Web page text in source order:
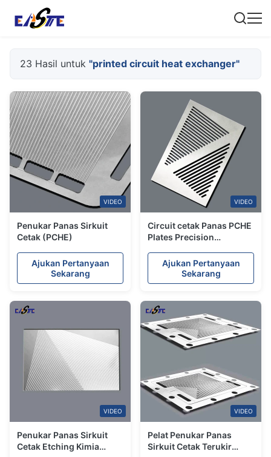
23 Hasil untuk "printed circuit heat exchanger"
VIDEO
Penukar Panas Sirkuit
Cetak (PCHE)
Ajukan Pertanyaan
Sekarang
VIDEO
Circuit cetak Panas PCHE
Plates Precision
Ajukan Pertanyaan
Sekarang
VIDEO
Penukar Panas Sirkuit
Cetak Etching Kimia
VIDEO
Pelat Penukar Panas
Sirkuit Cetak Terukir